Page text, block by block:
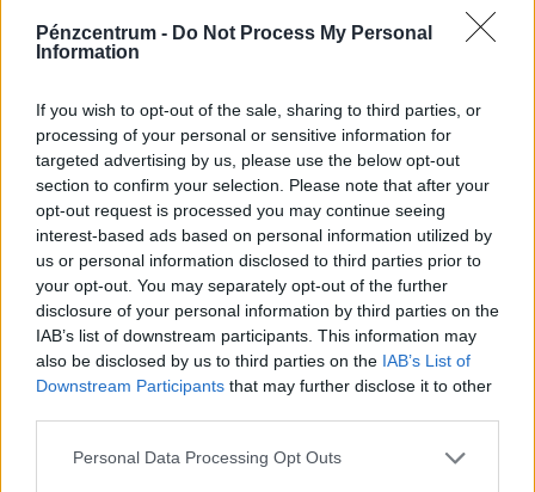
Pénzcentrum - Do Not Process My Personal
Information
If you wish to opt-out of the sale, sharing to third parties, or
processing of your personal or sensitive information for
targeted advertising by us, please use the below opt-out
section to confirm your selection. Please note that after your
opt-out request is processed you may continue seeing
interest-based ads based on personal information utilized by
us or personal information disclosed to third parties prior to
your opt-out. You may separately opt-out of the further
disclosure of your personal information by third parties on the
IAB’s list of downstream participants. This information may
also be disclosed by us to third parties on the IAB’s List of
Downstream Participants that may further disclose it to other
Personal Data Processing Opt Outs
közlekedés egyik legnagyobb biztonsági kockázatát
Döntöttek a Budapest–Belgrád vasútvonalról:
már tesztelik a rendszert, pár napig még a
menetrendbe is bele lehet szólni
Hamarosan elindulhat a személyszállítás a Budapest–